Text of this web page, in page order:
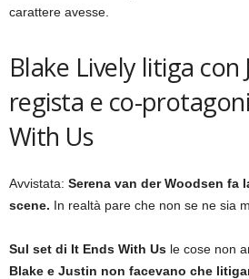
carattere avesse.
Blake Lively litiga con
regista e co-
With Us
Avvistata: Serena van der Woodsen fa
scene. In realtà pare che non se ne sia
Sul set di It Ends With Us le cose non
Blake e Justin non facevano che